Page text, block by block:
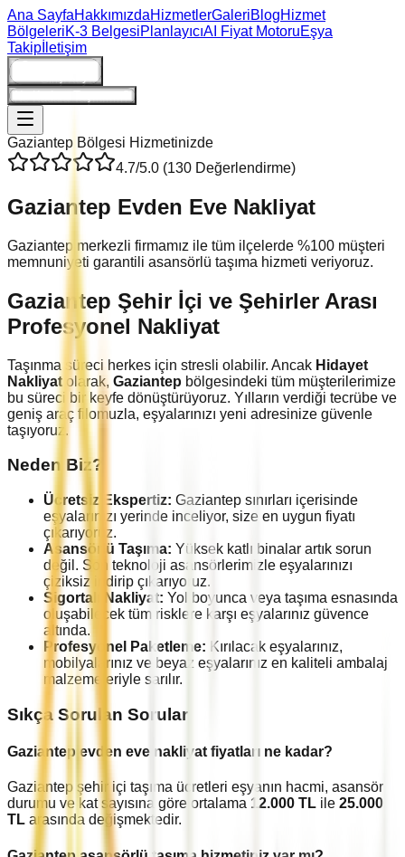
Ana SayfaHakkımızdaHizmetlerGaleriBlogHizmet
BölgeleriK-3 BelgesiPlanlayıcıAI Fiyat MotoruEşya
Takip İletişim
Gaziantep Bölgesi Hizmetinizde
4.7/5.0 (130 Değerlendirme)
Gaziantep Evden Eve Nakliyat
Gaziantep merkezli firmamız ile tüm ilçelerde %100 müşteri
memnuniyeti garantili asansörlü taşıma hizmeti veriyoruz.
Gaziantep Şehir İçi ve Şehirler Arası
Profesyonel Nakliyat
Taşınma süreci herkes için stresli olabilir. Ancak Hidayet
Nakliyat olarak, Gaziantep bölgesindeki tüm müşterilerimize
bu süreci bir keyfe dönüştürüyoruz. Yılların verdiği tecrübe ve
geniş araç filomuzla, eşyalarınızı yeni adresinize güvenle
taşıyoruz.
Neden Biz?
Ücretsiz Ekspertiz: Gaziantep sınırları içerisinde
eşyalarınızı yerinde inceliyor, size en uygun fiyatı
çıkarıyoruz.
Asansörlü Taşıma: Yüksek katlı binalar artık sorun
değil. Son teknoloji asansörlerimizle eşyalarınızı
çiziksiz indirip çıkarıyoruz.
Sigortalı Nakliyat: Yol boyunca veya taşıma esnasında
oluşabilecek tüm risklere karşı eşyalarınız güvence
altında.
Profesyonel Paketleme: Kırılacak eşyalarınız,
mobilyalarınız ve beyaz eşyalarınız en kaliteli ambalaj
malzemeleriyle sarılır.
Sıkça Sorulan Sorular
Gaziantep evden eve nakliyat fiyatları ne kadar?
Gaziantep şehir içi taşıma ücretleri eşyanın hacmi, asansör
durumu ve kat sayısına göre ortalama 12.000 TL ile 25.000
TL arasında değişmektedir.